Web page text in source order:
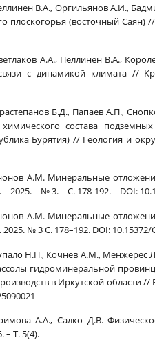
В.А., Оргильянов А.И.,
плоскогорья (восточный Саян)
А.А., Пеллинен В.А.,
с динамикой климата //
Б.Д., Папаев А.П.,
состава
Бурятия) // Геология и
А.М. Минеральные
– № 3. – С. 178-192. – DOI:
А.М. Минеральные
№ 3 С. 178–192. DOI: 10.15372/
Н.П., Кочнев А.М., Менжерес
гидроминеральной
в Иркутской области
А.А., Салко Д.В.
– Т. 5(4).